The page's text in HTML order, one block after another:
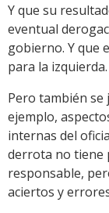
Y que su
eventual
gobierno. Y que
para la izquierda.
Pero también se
ejemplo,
internas del
derrota no tiene
responsable,
aciertos y